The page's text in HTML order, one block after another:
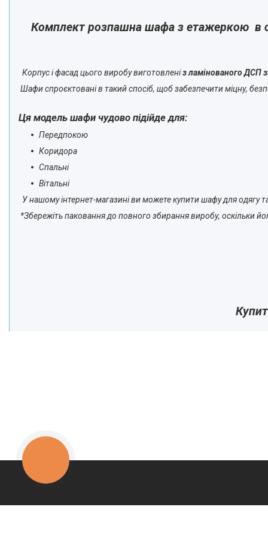
Комплект розпашна шафа з етажеркою в
Корпус і фасад цього виробу виготовленіз ламінованого ДСП
Шафи спроєктовані в такий спосіб, щоб забезпечити міцну,
Ця модель шафи чудово підійде для:
Передпокою
Коридора
Спальні
Вітальні
У нашому інтернет-магазині ви можете купити шафу для одягу
*Збережіть паковання до повного збирання виробу, оскільки